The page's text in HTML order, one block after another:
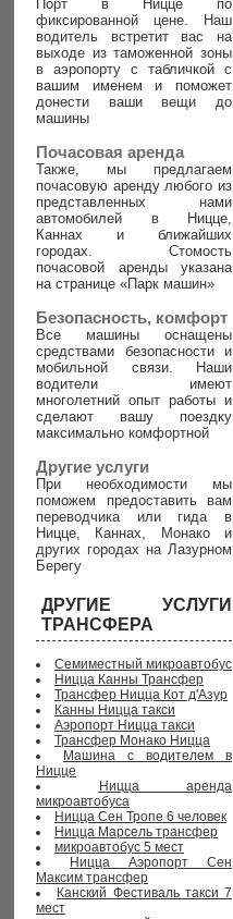
Порт в Ницце по
фиксированной цене. Наш
водитель встретит вас на
выходе из таможенной зоны
в аэропорту с табличкой с
вашим именем и поможет
донести ваши вещи до
машины
Почасовая аренда
Также, мы предлагаем
почасовую аренду любого из
представленных нами
автомобилей в Ницце,
Каннах и ближайших
городах. Стомость
почасовой аренды указана
на странице «Парк машин»
Безопасность, комфорт
Все машины оснащены
средствами безопасности и
мобильной связи. Наши
водители имеют
многолетний опыт работы и
сделают вашу поездку
максимально комфортной
Другие услуги
При необходимости мы
поможем предоставить вам
переводчика или гида в
Ницце, Каннах, Монако и
других городах на Лазурном
Берегу
ДРУГИЕ УСЛУГИ
ТРАНСФЕРА
Семиместный микроавтобус
Ницца Канны Трансфер
Трансфер Ницца Кот д'Азур
Канны Ницца такси
Аэропорт Ницца такси
Трансфер Монако Ницца
Машина с водителем в
Ницце
Ницца аренда
микроавтобуса
Ницца Сен Тропе 6 человек
Ницца Марсель трансфер
микроавтобус 5 мест
Ницца Аэропорт Сен
Максим трансфер
Канский Фестиваль такси 7
мест